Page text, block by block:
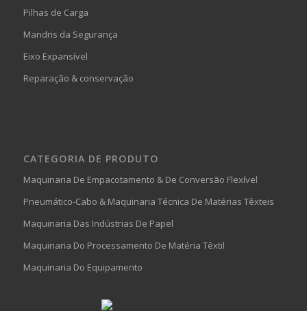
Pilhas de Carga
Mandris da Segurança
Eixo Expansível
Reparação & conservação
CATEGORIA DE PRODUTO
Maquinaria De Empacotamento & De Conversão Flexível
Pneumático-Cabo & Maquinaria Técnica De Matérias Têxteis
Maquinaria Das Indústrias De Papel
Maquinaria Do Processamento De Matéria Têxtil
Maquinaria Do Equipamento